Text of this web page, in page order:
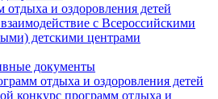
отдыха и оздоровления детей
с Всероссийскими
детскими центрами
документы
отдыха и оздоровления детей
конкурс программ отдыха и